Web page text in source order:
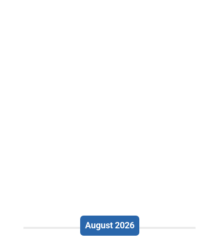
August 2026